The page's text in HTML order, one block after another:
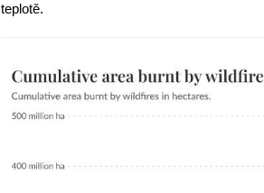
teplotě.